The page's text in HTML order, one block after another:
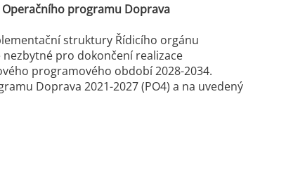
programu Doprava
struktury Řídicího orgánu
pro dokončení realizace
programového období 2028-2034.
Doprava 2021-2027 (PO4) a na uvedený